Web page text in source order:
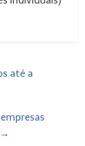
até a
→